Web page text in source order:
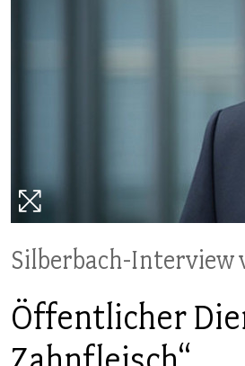
MITGLIEDSCHAFT & SERVICE
Silberbach-Interview
Öffentlicher